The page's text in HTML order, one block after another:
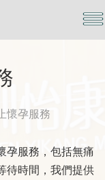
懷孕服務
孕服務，包括無痛
待時間，我們提供